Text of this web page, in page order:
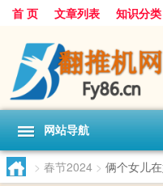
首 页 文章列表 知识分类
网站导航
> 春节2024 > 俩个女儿